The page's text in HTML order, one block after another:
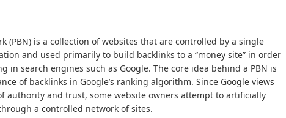
(PBN) is a collection of websites that are controlled by a single
and used primarily to build backlinks to a “money site” in order
in search engines such as Google. The core idea behind a PBN is
of backlinks in Google’s ranking algorithm. Since Google views
authority and trust, some website owners attempt to artificially
a controlled network of sites.